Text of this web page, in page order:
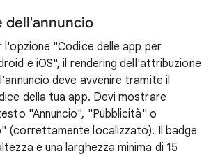
dell'annuncio
l'opzione "Codice delle app per
e iOS", il rendering dell'attribuzione
deve avvenire tramite il
della tua app. Devi mostrare
"Annuncio", "Pubblicità" o
(correttamente localizzato). Il badge
e una larghezza minima di 15